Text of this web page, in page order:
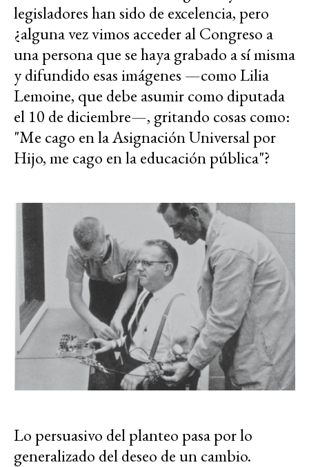
legisladores han sido de excelencia, pero
¿alguna vez vimos acceder al Congreso a
una persona que se haya grabado a sí misma
y difundido esas imágenes —como Lilia
Lemoine, que debe asumir como diputada
el 10 de diciembre—, gritando cosas como:
"Me cago en la Asignación Universal por
Hijo, me cago en la educación pública"?
Lo persuasivo del planteo pasa por lo
generalizado del deseo de un cambio.